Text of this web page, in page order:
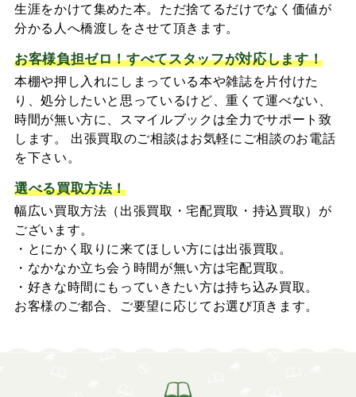
生涯をかけて集めた本。ただ捨てるだけでなく価値が
分かる人へ橋渡しをさせて頂きます。
お客様負担ゼロ！すべてスタッフが対応します！
本棚や押し入れにしまっている本や雑誌を片付けた
り、処分したいと思っているけど、重くて運べない、
時間が無い方に、スマイルブックは全力でサポート致
します。 出張買取のご相談はお気軽にご相談のお電話
を下さい。
選べる買取方法！
幅広い買取方法（出張買取・宅配買取・持込買取）が
ございます。
・とにかく取りに来てほしい方には出張買取。
・なかなか立ち会う時間が無い方は宅配買取。
・好きな時間にもっていきたい方は持ち込み買取。
お客様のご都合、ご要望に応じてお選び頂きます。